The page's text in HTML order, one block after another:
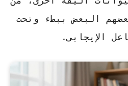
البعض ببطء وتحت
الإيجابي.